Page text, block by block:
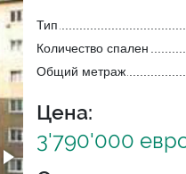
Тип
Количество спален
Общий метраж
Цена:
3'790'000